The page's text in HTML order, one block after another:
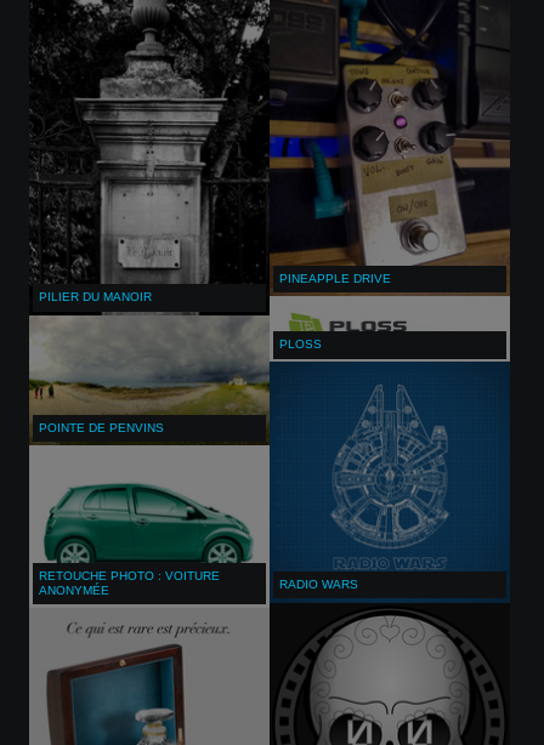
PILIER DU MANOIR
PINEAPPLE DRIVE
PLOSS
POINTE DE PENVINS
RADIO WARS
RETOUCHE PHOTO : VOITURE
ANONYMÉE